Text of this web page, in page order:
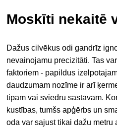
Moskīti nekaitē
Dažus cilvēkus odi gandrīz
nevainojamu precizitāti. Tas
faktoriem - papildus
daudzumam nozīme ir arī
tipam vai sviedru sastāvam.
kustības, tumšs apģērbs un
oda var sajust tikai dažu metru